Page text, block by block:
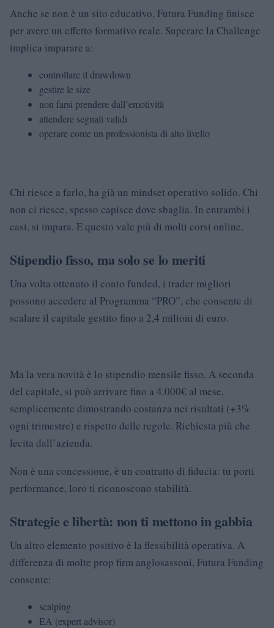
Anche se non è un sito educativo, Futura Funding finisce
per avere un effetto formativo reale. Superare la Challenge
implica imparare a:
controllare il drawdown
gestire le size
non farsi prendere dall’emotività
attendere segnali validi
operare come un professionista di alto livello
Chi riesce a farlo, ha già un mindset operativo solido. Chi
non ci riesce, spesso capisce dove sbaglia. In entrambi i
casi, si impara. E questo vale più di molti corsi online.
Stipendio fisso, ma solo se lo meriti
Una volta ottenuto il conto funded, i trader migliori
possono accedere al Programma “PRO”, che consente di
scalare il capitale gestito fino a 2,4 milioni di euro.
Ma la vera novità è lo stipendio mensile fisso. A seconda
del capitale, si può arrivare fino a 4.000€ al mese,
semplicemente dimostrando costanza nei risultati (+3%
ogni trimestre) e rispetto delle regole. Richiesta più che
lecita dall’azienda.
Non è una concessione, è un contratto di fiducia: tu porti
performance, loro ti riconoscono stabilità.
Strategie e libertà: non ti mettono in gabbia
Un altro elemento positivo è la flessibilità operativa. A
differenza di molte prop firm anglosassoni, Futura Funding
consente:
scalping
EA (expert advisor)